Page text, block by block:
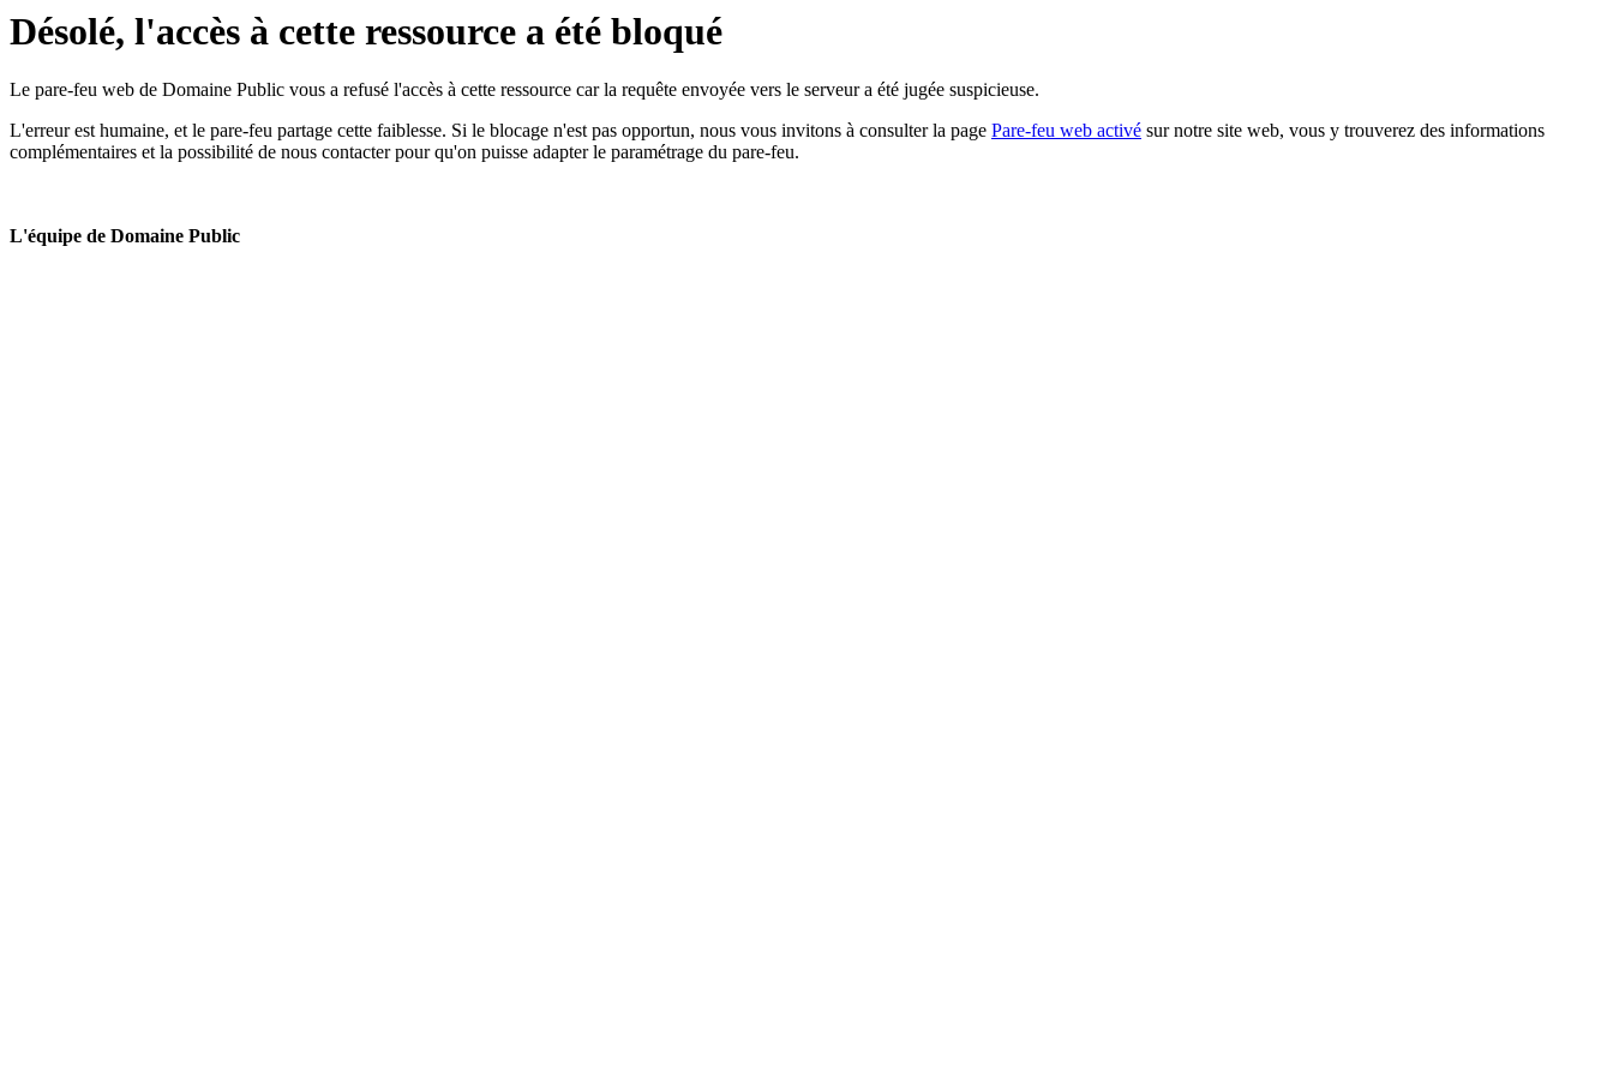
Désolé, l'accès à cette ressource a été bloqué
Le pare-feu web de Domaine Public vous a refusé l'accès à cette ressource car la requête envoyée vers le serveur a été jugée suspicieuse.
L'erreur est humaine, et le pare-feu partage cette faiblesse. Si le blocage n'est pas opportun, nous vous invitons à consulter la page Pare-feu web activé sur notre site web, vous y trouverez des informations
complémentaires et la possibilité de nous contacter pour qu'on puisse adapter le paramétrage du pare-feu.
L'équipe de Domaine Public